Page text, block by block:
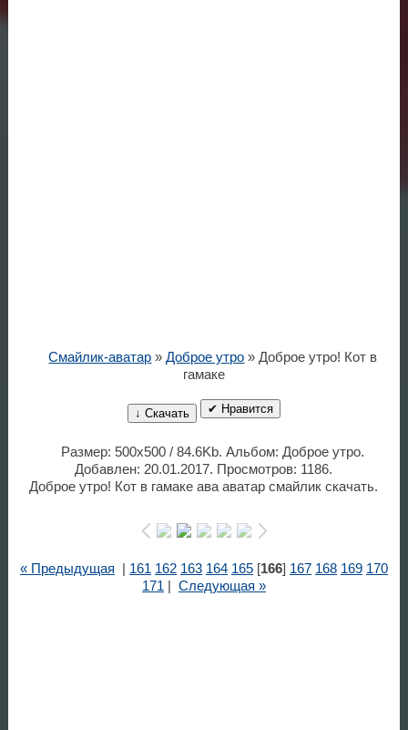
Смайлик-аватар »Доброе утро » Доброе утро! Кот в
гамаке
↓ Скачать ✔ Нравится
Размер: 500x500 / 84.6Kb. Альбом: Доброе утро.
Добавлен: 20.01.2017. Просмотров: 1186.
Доброе утро! Кот в гамаке ава аватар смайлик скачать.
« Предыдущая 161 162 163 164 165[166] 167 168 169 170
171
Следующая »